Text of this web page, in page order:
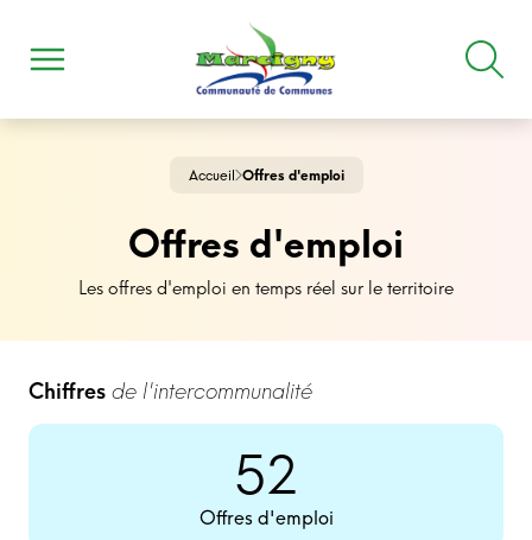
Accueil Offres d'emploi
Offres d'emploi
Les offres d'emploi en temps réel sur le territoire
Chiffres de l'intercommunalité
52
Offres d'emploi